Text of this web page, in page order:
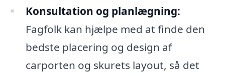
Konsultation og planlægning:
Fagfolk kan hjælpe med at finde den
bedste placering og design af
carporten og skurets layout, så det